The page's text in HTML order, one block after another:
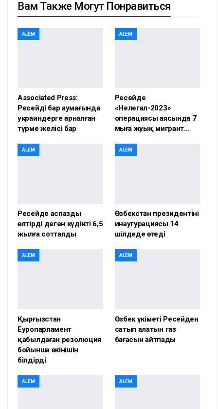
Вам Также Могут Понравиться
ALEM
Associated Press:
Ресейдің бар аумағында
украиндерге арналған
түрме желісі бар
ALEM
Ресейде
«Нелегал-2023»
операциясы аясында 7
мыңға жуық мигрант…
ALEM
Ресейде аспазды
өлтірді деген күдікті 6,5
жылға сотталды
ALEM
Өзбекстан президентінің
инаугурациясы 14
шілдеде өтеді
ALEM
Қырғызстан
Еуропарламент
қабылдаған резолюция
бойынша өкінішін
білдірді
ALEM
Өзбек үкіметі Ресейден
сатып алатын газ
бағасын айтпады
ALEM ALEM